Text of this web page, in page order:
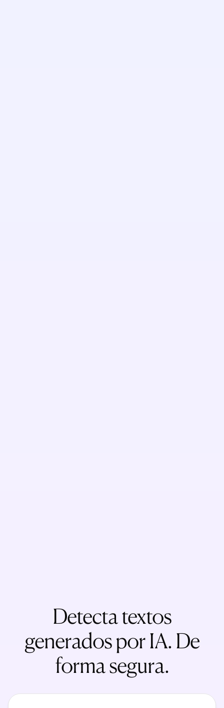
Detecta textos
generados por IA. De
forma segura.